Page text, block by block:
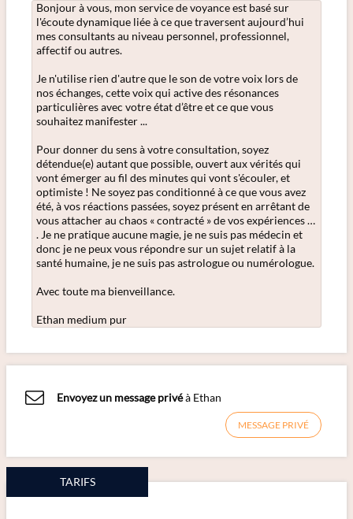
Bonjour à vous, mon service de voyance est basé sur
l'écoute dynamique liée à ce que traversent aujourd’hui
mes consultants au niveau personnel, professionnel,
affectif ou autres.
Je n'utilise rien d'autre que le son de votre voix lors de
nos échanges, cette voix qui active des résonances
particulières avec votre état d’être et ce que vous
souhaitez manifester ...
Pour donner du sens à votre consultation, soyez
détendue(e) autant que possible, ouvert aux vérités qui
vont émerger au fil des minutes qui vont s'écouler, et
optimiste ! Ne soyez pas conditionné à ce que vous avez
été, à vos réactions passées, soyez présent en arrêtant de
vous attacher au chaos « contracté » de vos expériences …
. Je ne pratique aucune magie, je ne suis pas médecin et
donc je ne peux vous répondre sur un sujet relatif à la
santé humaine, je ne suis pas astrologue ou numérologue.
Avec toute ma bienveillance.
Ethan medium pur
Envoyez un message privéà Ethan
MESSAGE PRIVÉ
TARIFS